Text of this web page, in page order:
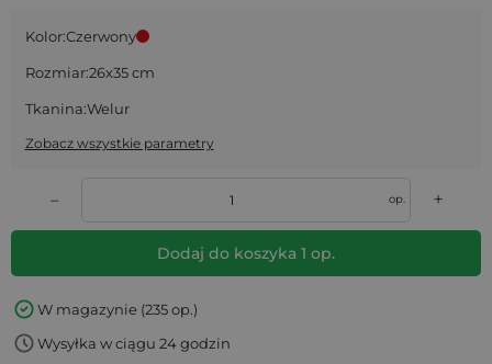
Kolor:Czerwony
Rozmiar:26x35 cm
Tkanina:Welur
Zobacz wszystkie parametry
– op. +
Dodaj do koszyka 1 op.
W magazynie (235 op.)
Wysyłka w ciągu 24 godzin